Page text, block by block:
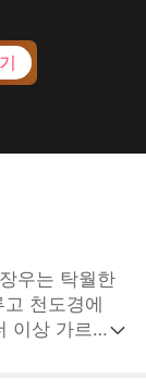
우는 탁월한
천도경에
이상 가르칠